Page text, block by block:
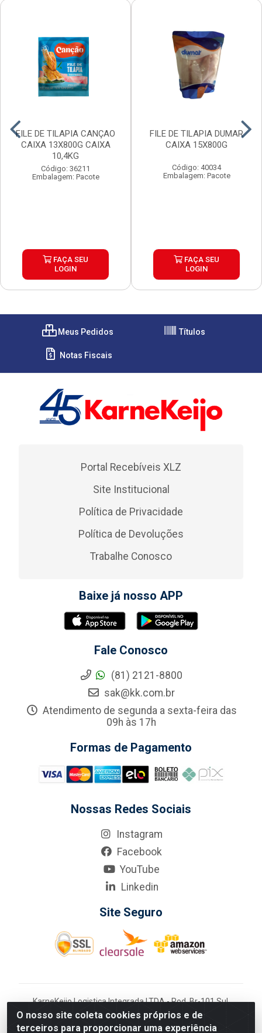
FILE DE TILAPIA CANÇAO
CAIXA 13X800G CAIXA
10,4KG
Código: 36211
Embalagem: Pacote
FAÇA SEU
LOGIN
FILE DE TILAPIA DUMAR
CAIXA 15X800G
Código: 40034
Embalagem: Pacote
FAÇA SEU
LOGIN
O nosso site coleta cookies próprios e de
terceiros para proporcionar uma experiência
Meus Pedidos Títulos
Notas Fiscais
Portal Recebíveis XLZ
Site Institucional
Política de Privacidade
Política de Devoluções
Trabalhe Conosco
Baixe já nosso APP
Fale Conosco
(81) 2121-8800
sak@kk.com.br
Atendimento de segunda a sexta-feira das
09h às 17h
Formas de Pagamento
Nossas Redes Sociais
Instagram
Facebook
YouTube
Linkedin
Site Seguro
KarneKeijo Logistica Integrada LTDA - Rod. Br-101 Sul,
nº3700 - Barro, Recife/PE, 50900-400 CNPJ:
24.150.377/0001-95